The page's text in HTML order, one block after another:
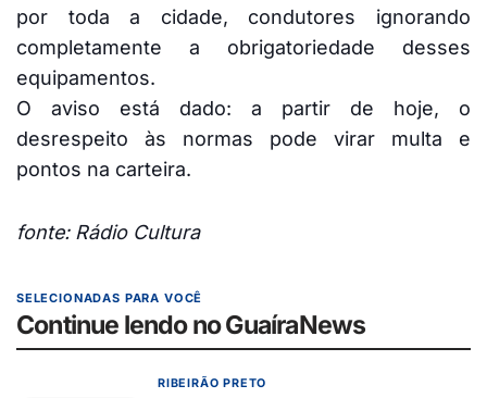
por toda a cidade, condutores ignorando
completamente a obrigatoriedade desses
equipamentos.
O aviso está dado: a partir de hoje, o
desrespeito às normas pode virar multa e
pontos na carteira.
fonte: Rádio Cultura
SELECIONADAS PARA VOCÊ
Continue lendo no GuaíraNews
RIBEIRÃO PRETO